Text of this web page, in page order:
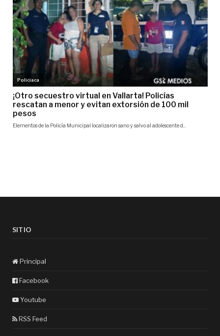
SITIO
Principal
Facebook
Youtube
RSS Feed